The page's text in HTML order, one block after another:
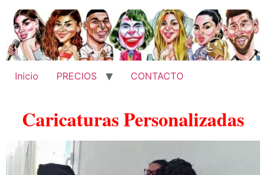
Inicio PRECIOS CONTACTO
Caricaturas Personalizadas